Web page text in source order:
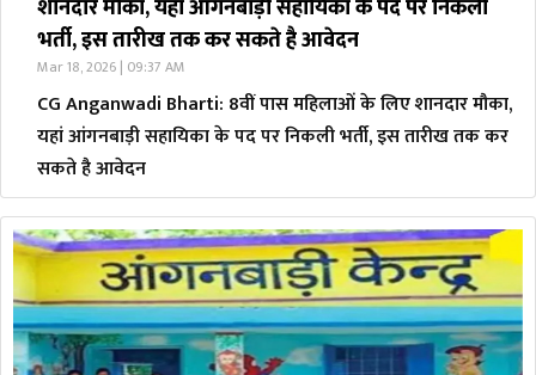
शानदार मौका, यहां आंगनबाड़ी सहायिका के पद पर निकली
भर्ती, इस तारीख तक कर सकते है आवेदन
Mar 18, 2026 | 09:37 AM
CG Anganwadi Bharti: 8वीं पास महिलाओं के लिए शानदार मौका,
यहां आंगनबाड़ी सहायिका के पद पर निकली भर्ती, इस तारीख तक कर
सकते है आवेदन